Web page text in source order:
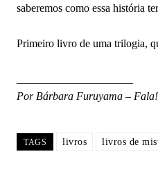
saberemos como essa história
Primeiro livro de uma trilogia,
Por Bárbara Furuyama –
TAGS livros livros de